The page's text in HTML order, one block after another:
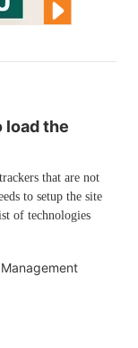
load the
that are not
to setup the site
of technologies